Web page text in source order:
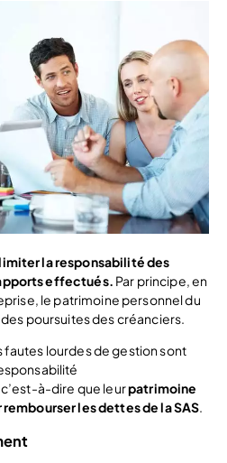
la responsabilité des
effectués. Par principe, en
le patrimoine personnel du
poursuites des créanciers.
fautes lourdes de gestion sont
c’est-à-dire que leurpatrimoine
les dettes de la SAS.